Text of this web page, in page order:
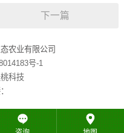
下一篇
农业有限公司
号-1
科技